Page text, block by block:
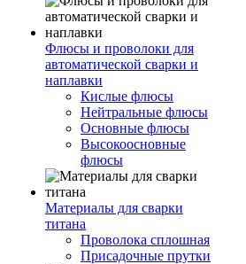
Флюсы и проволоки для
автоматической сварки и
наплавки
Кислые флюсы
Нейтральные флюсы
Основные флюсы
Высокоосновные
флюсы
Материалы для сварки
титана
Проволока сплошная
Присадочные прутки